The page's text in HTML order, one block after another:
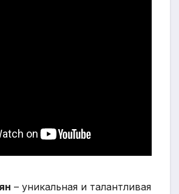
– уникальная и талантливая